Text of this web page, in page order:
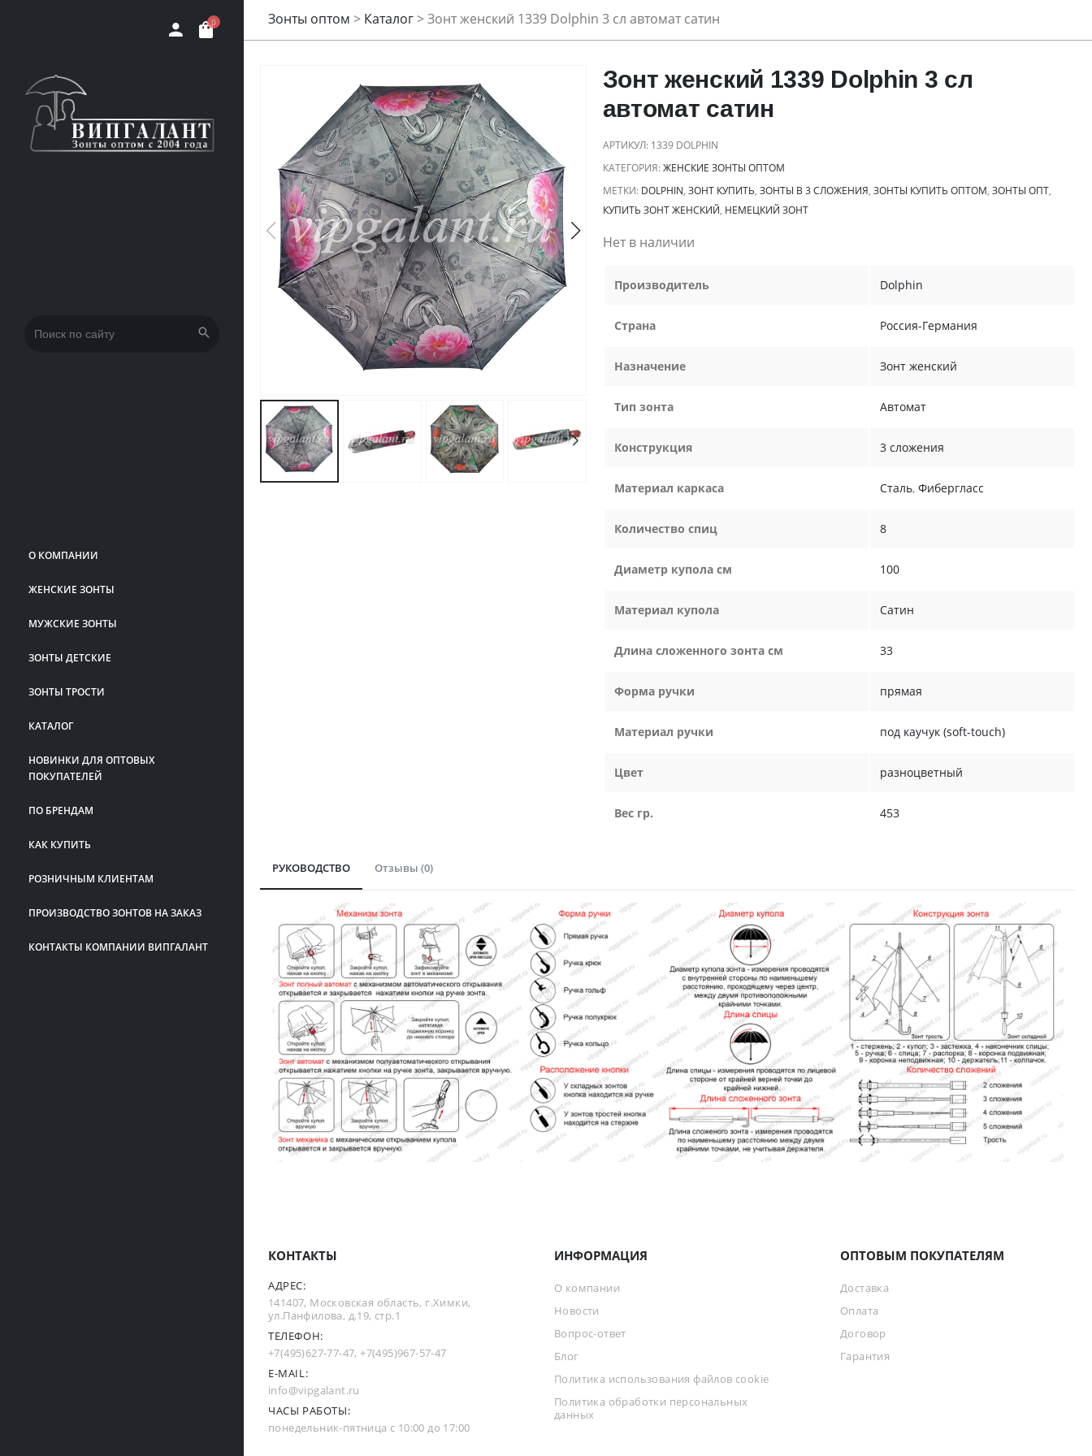
0
Искать:
О КОМПАНИИ
ЖЕНСКИЕ ЗОНТЫ
МУЖСКИЕ ЗОНТЫ
ЗОНТЫ ДЕТСКИЕ
ЗОНТЫ ТРОСТИ
КАТАЛОГ
НОВИНКИ ДЛЯ ОПТОВЫХ
ПОКУПАТЕЛЕЙ
ПО БРЕНДАМ
КАК КУПИТЬ
РОЗНИЧНЫМ КЛИЕНТАМ
ПРОИЗВОДСТВО ЗОНТОВ НА ЗАКАЗ
КОНТАКТЫ КОМПАНИИ ВИПГАЛАНТ
Зонты оптом > Каталог>Зонт женский 1339 Dolphin 3 сл автомат сатин
Зонт женский 1339 Dolphin 3 сл
автомат сатин
АРТИКУЛ: 1339 DOLPHIN
КАТЕГОРИЯ:ЖЕНСКИЕ ЗОНТЫ ОПТОМ
МЕТКИ: DOLPHIN, ЗОНТ КУПИТЬ, ЗОНТЫ В 3 СЛОЖЕНИЯ, ЗОНТЫ КУПИТЬ ОПТОМ, ЗОНТЫ ОПТ,
КУПИТЬ ЗОНТ ЖЕНСКИЙ, НЕМЕЦКИЙ ЗОНТ
Нет в наличии
Производитель Dolphin
Страна Россия-Германия
Назначение Зонт женский
Тип зонта Автомат
Конструкция 3 сложения
Материал каркаса Сталь, Фибергласс
Количество спиц 8
Диаметр купола см 100
Материал купола Сатин
Длина сложенного зонта см 33
Форма ручки прямая
Материал ручки под каучук (soft-touch)
Цвет разноцветный
Вес гр. 453
РУКОВОДСТВО Отзывы (0)
КОНТАКТЫ
АДРЕС:
141407, Московская область, г.Химки,
ул.Панфилова, д.19, стр.1
ТЕЛЕФОН:
+7(495)627-77-47,+7(495)967-57-47
E-MAIL:
info@vipgalant.ru
ЧАСЫ РАБОТЫ:
понедельник-пятница с 10:00 до 17:00
ИНФОРМАЦИЯ
О компании
Новости
Вопрос-ответ
Блог
Политика использования файлов cookie
Политика обработки персональных
данных
ОПТОВЫМ ПОКУПАТЕЛЯМ
Доставка
Оплата
Договор
Гарантия